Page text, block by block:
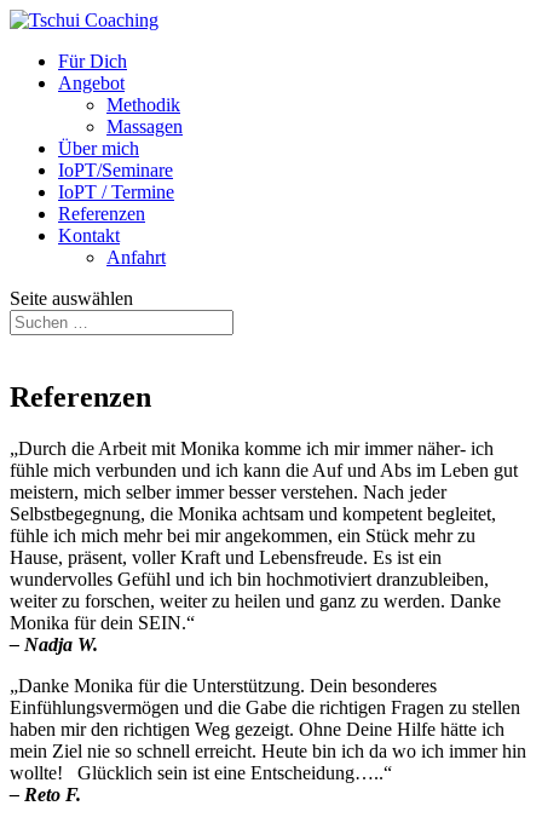
Für Dich
Angebot
Methodik
Massagen
Über mich
IoPT/Seminare
IoPT / Termine
Referenzen
Kontakt
Anfahrt
Seite auswählen
Referenzen
„Durch die Arbeit mit Monika komme ich mir immer näher- ich
fühle mich verbunden und ich kann die Auf und Abs im Leben gut
meistern, mich selber immer besser verstehen. Nach jeder
Selbstbegegnung, die Monika achtsam und kompetent begleitet,
fühle ich mich mehr bei mir angekommen, ein Stück mehr zu
Hause, präsent, voller Kraft und Lebensfreude. Es ist ein
wundervolles Gefühl und ich bin hochmotiviert dranzubleiben,
weiter zu forschen, weiter zu heilen und ganz zu werden. Danke
Monika für dein SEIN.“
– Nadja W.
„Danke Monika für die Unterstützung. Dein besonderes
Einfühlungsvermögen und die Gabe die richtigen Fragen zu stellen
haben mir den richtigen Weg gezeigt. Ohne Deine Hilfe hätte ich
mein Ziel nie so schnell erreicht. Heute bin ich da wo ich immer hin
wollte! Glücklich sein ist eine Entscheidung…..“
– Reto F.